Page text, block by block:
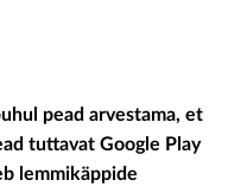
pead arvestama, et
tuttavat Google Play
lemmikäppide